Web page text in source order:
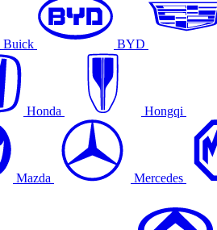
Buick BYD
Honda Hongqi
Mazda Mercedes